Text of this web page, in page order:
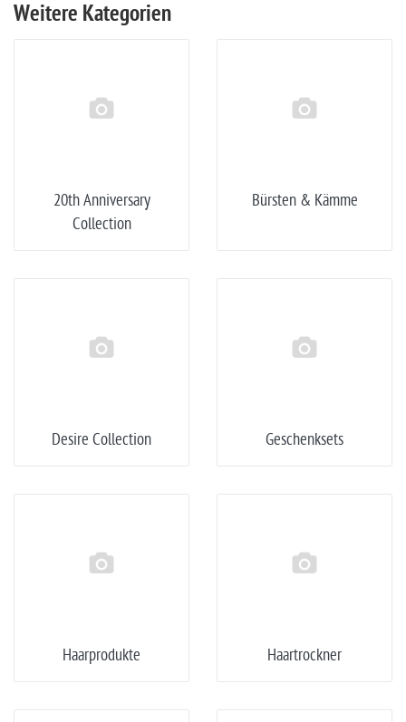
Weitere Kategorien
20th Anniversary
Collection
Bürsten & Kämme
Desire Collection Geschenksets
Haarprodukte Haartrockner